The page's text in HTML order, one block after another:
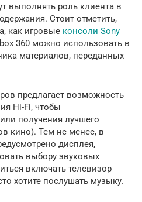
выполнять роль клиента в
Стоит отметить,
как игровые консоли Sony
360 можно использовать в
материалов, переданных
предлагает возможность
Hi-Fi, чтобы
получения лучшего
кино). Тем не менее, в
дисплея,
выбору звуковых
включать телевизор
хотите послушать музыку.